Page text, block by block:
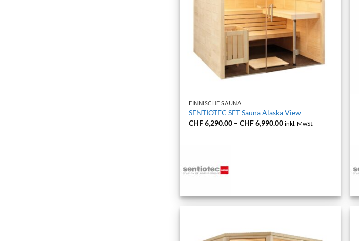
FINNISCHE SAUNA
SENTIOTEC SET Sauna Alaska View
CHF6,290.00 –CHF6,990.00Preisspanne:
inkl. MwSt.